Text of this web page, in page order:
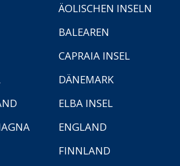
ÄOLISCHEN INSELN
BALEAREN
CAPRAIA INSEL
DÄNEMARK
ELBA INSEL
ENGLAND
FINNLAND